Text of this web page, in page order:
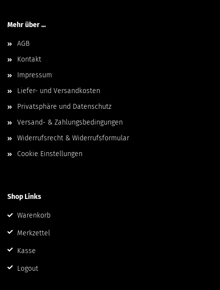
Mehr über ...
AGB
Kontakt
Impressum
Liefer- und Versandkosten
Privatsphäre und Datenschutz
Versand- & Zahlungsbedingungen
Widerrufsrecht & Widerrufsformular
Cookie Einstellungen
Shop Links
Warenkorb
Merkzettel
Kasse
Logout